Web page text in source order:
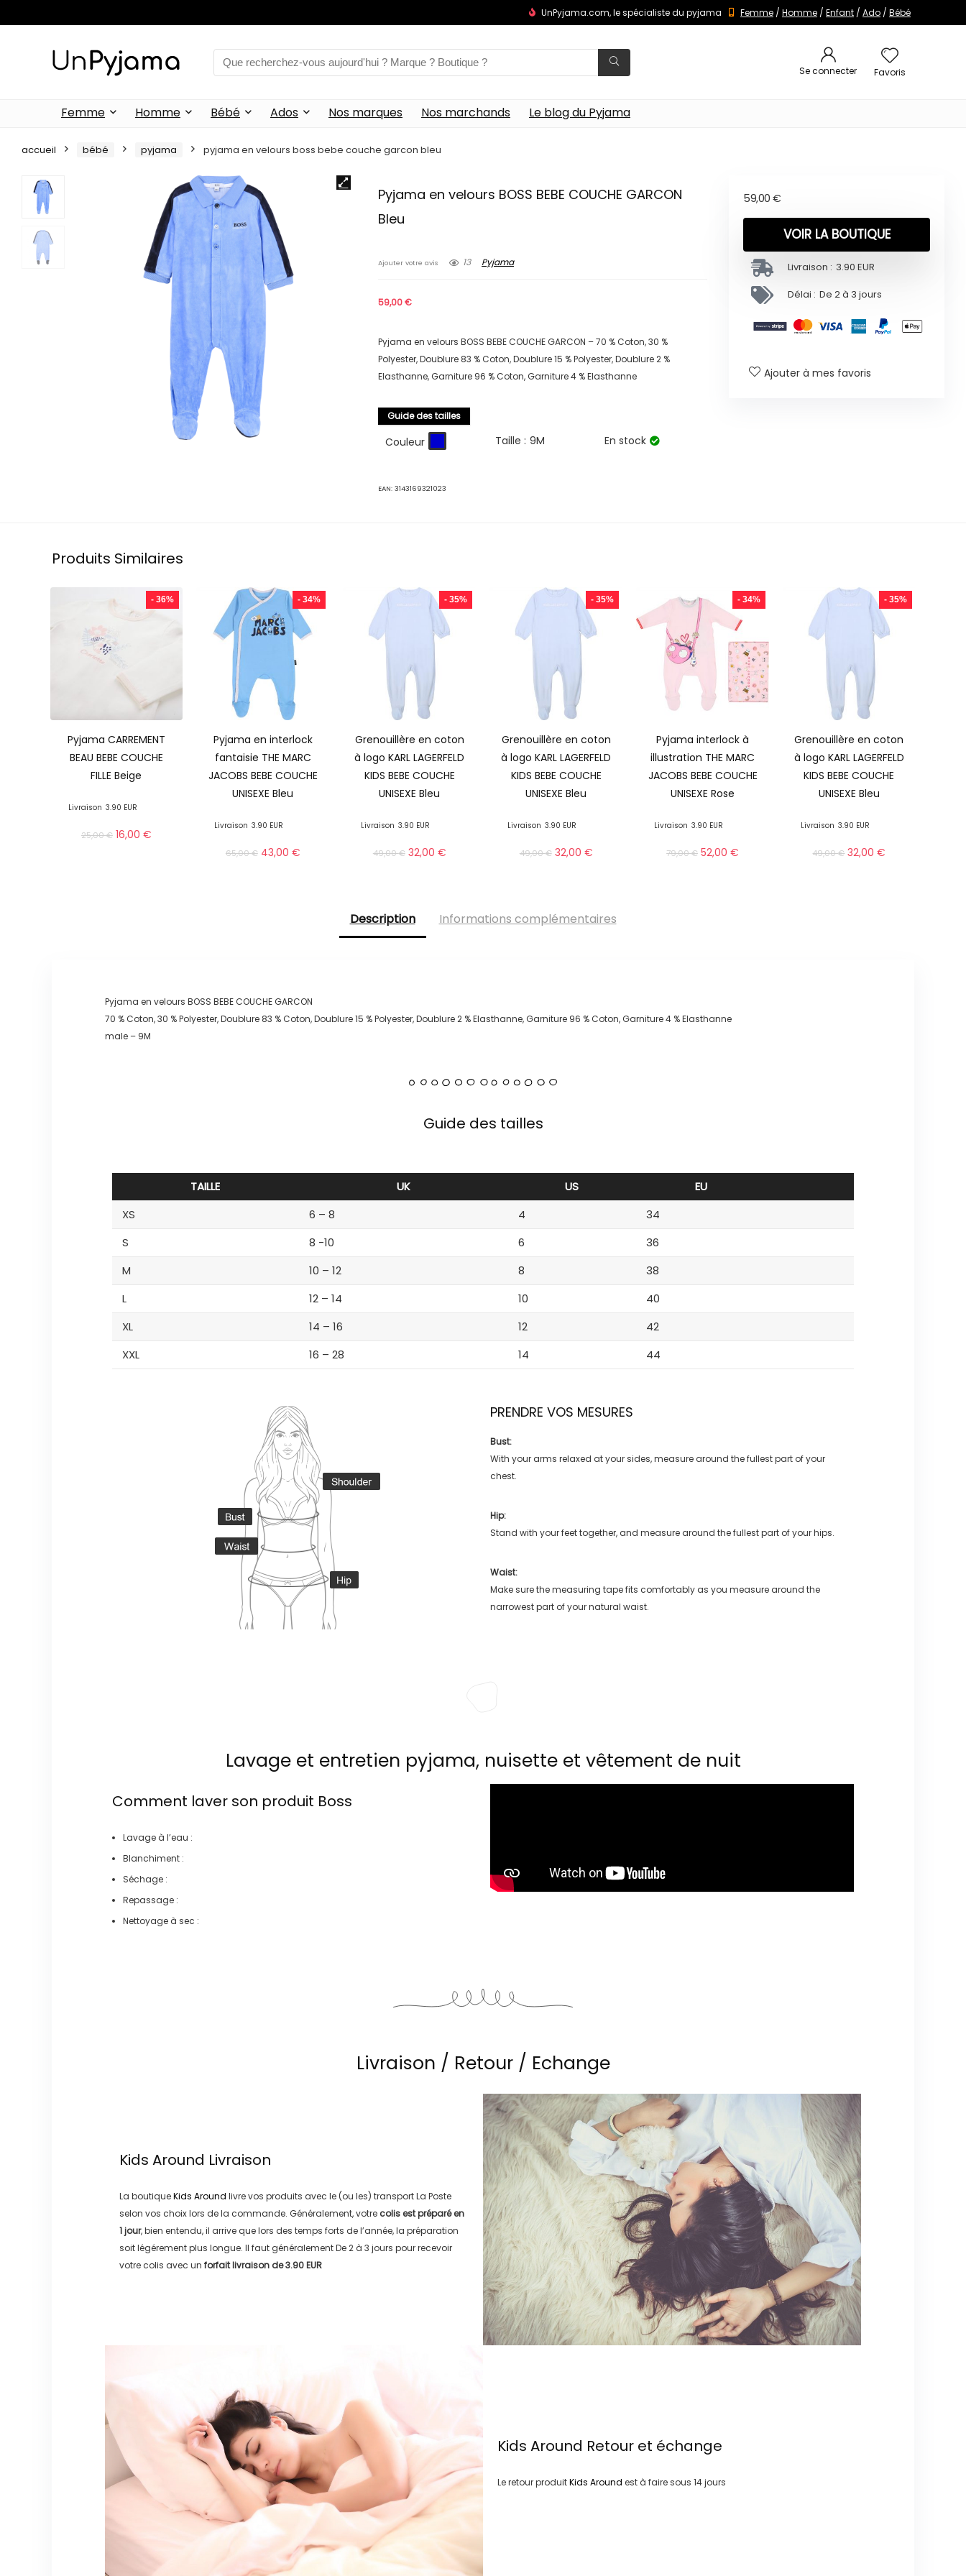
UnPyjama.com, le spécialiste du pyjama Femme / Homme / Enfant / Ado / Bébé
Se connecter Favoris
Femme Homme Bébé Ados Nos marques Nos marchands Le blog du Pyjama
accueil bébé pyjama pyjama en velours boss bebe couche garcon bleu
Pyjama en velours BOSS BEBE COUCHE GARCON
Bleu
Ajouter votre avis 13 Pyjama
59,00€
Pyjama en velours BOSS BEBE COUCHE GARCON – 70 % Coton, 30 %
Polyester, Doublure 83 % Coton, Doublure 15 % Polyester, Doublure 2 %
Elasthanne, Garniture 96 % Coton, Garniture 4 % Elasthanne
Guide des tailles
Couleur Taille : 9M En stock
EAN:3143169321023
59,00 €
VOIR LA BOUTIQUE
Livraison : 3.90 EUR
Délai : De 2 à 3 jours
Ajouter à mes favoris
Produits Similaires
- 36%
Pyjama CARREMENT
BEAU BEBE COUCHE
FILLE Beige
Livraison 3.90 EUR
25,00€ 16,00 €
- 34%
Pyjama en interlock
fantaisie THE MARC
JACOBS BEBE COUCHE
UNISEXE Bleu
Livraison 3.90 EUR
65,00€ 43,00 €
- 35%
Grenouillère en coton
à logo KARL LAGERFELD
KIDS BEBE COUCHE
UNISEXE Bleu
Livraison 3.90 EUR
49,00€ 32,00 €
- 35%
Grenouillère en coton
à logo KARL LAGERFELD
KIDS BEBE COUCHE
UNISEXE Bleu
Livraison 3.90 EUR
49,00€ 32,00 €
- 34%
Pyjama interlock à
illustration THE MARC
JACOBS BEBE COUCHE
UNISEXE Rose
Livraison 3.90 EUR
79,00€ 52,00€
- 35%
Grenouillère en coton
à logo KARL LAGERFELD
KIDS BEBE COUCHE
UNISEXE Bleu
Livraison 3.90 EUR
49,00€ 32,00€
Description Informations complémentaires
Pyjama en velours BOSS BEBE COUCHE GARCON
70 % Coton, 30 % Polyester, Doublure 83 % Coton, Doublure 15 % Polyester, Doublure 2 % Elasthanne, Garniture 96 % Coton, Garniture 4 % Elasthanne
male – 9M
Guide des tailles
TAILLE UK US
EU
XS
6 – 8 4
34
S
8 -10 6
36
M
10 – 12 8
38
L
12 – 14 10
40
XL
14 – 16 12
42
XXL
16 – 28 14 44
PRENDRE VOS MESURES
Bust:
With your arms relaxed at your sides, measure around the fullest part of your
chest.
Hip:
Stand with your feet together, and measure around the fullest part of your hips.
Waist:
Make sure the measuring tape fits comfortably as you measure around the
narrowest part of your natural waist.
Lavage et entretien pyjama, nuisette et vêtement de nuit
Comment laver son produit Boss
Lavage à l’eau :
Blanchiment :
Séchage :
Repassage :
Nettoyage à sec :
Livraison / Retour / Echange
Kids Around Livraison
La boutiqueKids Around livre vos produits avec le (ou les) transportLa Poste
selon vos choix lors de la commande. Généralement, votre colis est préparé en
1 jour, bien entendu, il arrive que lors des temps forts de l’année, la préparation
soit légérement plus longue. Il faut généralementDe 2 à 3 jours pour recevoir
votre colis avec un forfait livraison de3.90 EUR
Kids Around Retour et échange
Le retour produitKids Around est à faire sous 14 jours